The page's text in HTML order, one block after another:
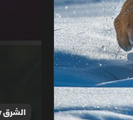
الشرق Discovery